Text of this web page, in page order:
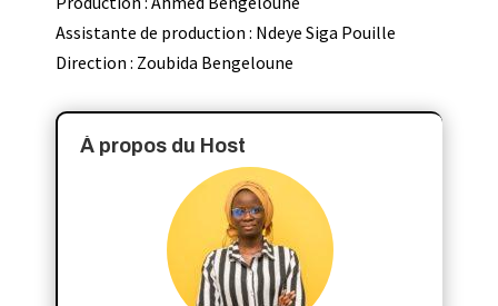
Assistante de production : Ndeye Siga Pouille
Direction : Zoubida Bengeloune
À propos du Host